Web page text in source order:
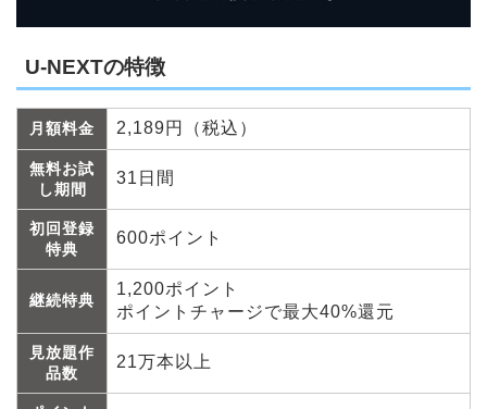
U-NEXTの特徴
月額料金 2,189円（税込）
無料お試
し期間
31日間
初回登録
特典
600ポイント
継続特典
1,200ポイント
ポイントチャージで最大40%還元
見放題作
品数
21万本以上